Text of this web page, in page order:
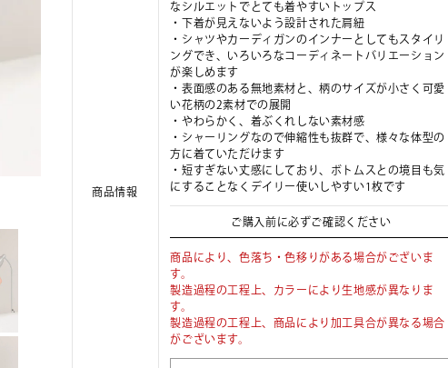
商品情報
なシルエットでとても着やすいトップス
・下着が見えないよう設計された肩紐
・シャツやカーディガンのインナーとしてもスタイリ
ングでき、いろいろなコーディネートバリエーション
が楽しめます
・表面感のある無地素材と、柄のサイズが小さく可愛
い花柄の2素材での展開
・やわらかく、着ぶくれしない素材感
・シャーリングなので伸縮性も抜群で、様々な体型の
方に着ていただけます
・短すぎない丈感にしており、ボトムスとの境目も気
にすることなくデイリー使いしやすい1枚です
ご購入前に必ずご確認ください
商品により、色落ち・色移りがある場合がございま
す。
製造過程の工程上、カラーにより生地感が異なりま
す。
製造過程の工程上、商品により加工具合が異なる場合
がございます。